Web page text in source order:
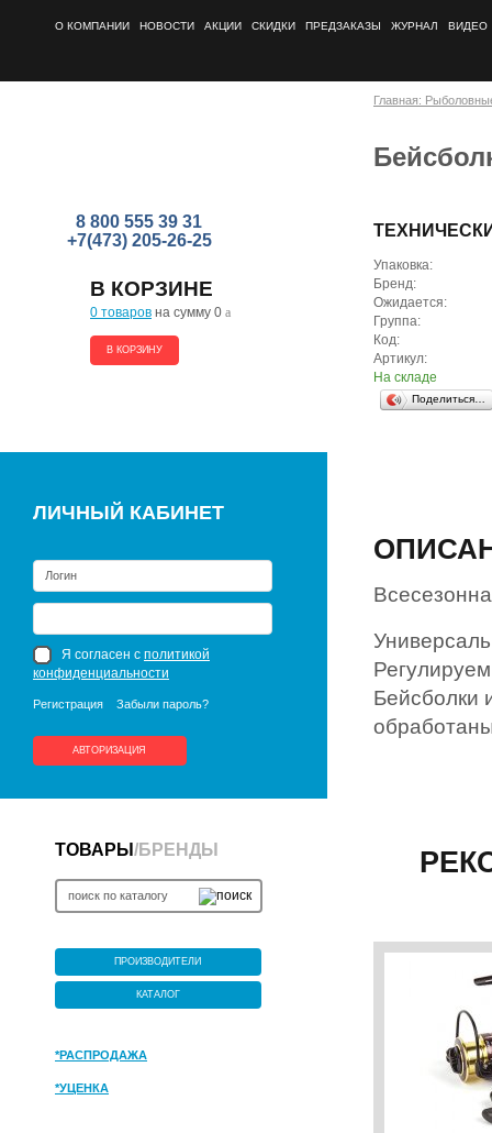
О КОМПАНИИ НОВОСТИ АКЦИИ СКИДКИ ПРЕДЗАКАЗЫ ЖУРНАЛ ВИДЕО
8 800 555 39 31
+7(473) 205-26-25
В КОРЗИНЕ
0 товаров на сумму 0 a
В КОРЗИНУ
ЛИЧНЫЙ КАБИНЕТ
Я согласен с политикой
конфиденциальности
Регистрация Забыли пароль?
АВТОРИЗАЦИЯ
ТОВАРЫ /БРЕНДЫ
ПРОИЗВОДИТЕЛИ
КАТАЛОГ
*РАСПРОДАЖА
*УЦЕНКА
Главная:
Упаковка:
Бренд:
Ожидается:
Группа:
Код:
Артикул:
На складе
Поделиться…
Бейсболки